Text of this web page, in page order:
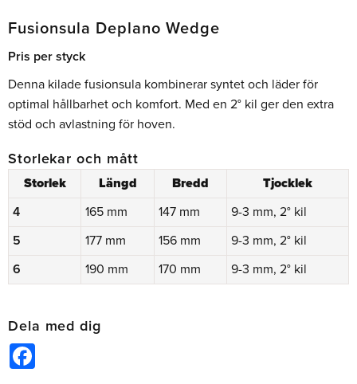
Fusionsula Deplano Wedge
Pris per styck
Denna kilade fusionsula kombinerar syntet och läder för
optimal hållbarhet och komfort. Med en 2° kil ger den extra
stöd och avlastning för hoven.
Storlekar och mått
Storlek Längd Bredd
Tjocklek
4
165 mm 147 mm
9-3 mm, 2° kil
5
177 mm 156 mm
9-3 mm, 2° kil
6
190 mm 170 mm 9-3 mm, 2° kil
Dela med dig